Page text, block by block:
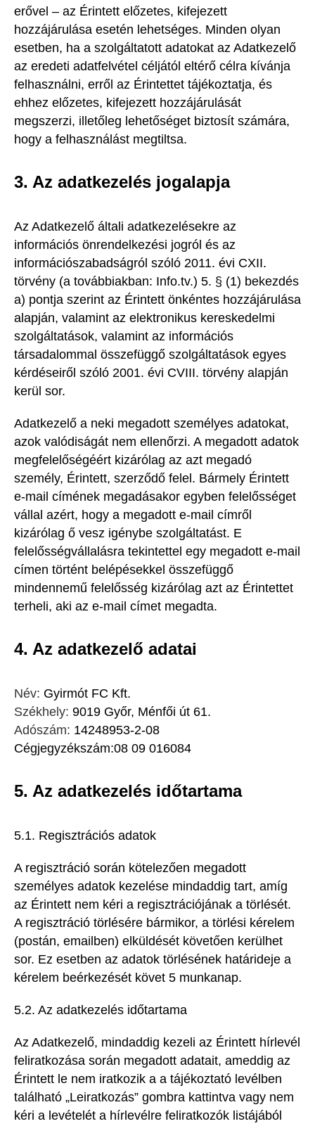
erővel – az Érintett előzetes, kifejezett
hozzájárulása esetén lehetséges. Minden olyan
esetben, ha a szolgáltatott adatokat az Adatkezelő
az eredeti adatfelvétel céljától eltérő célra kívánja
felhasználni, erről az Érintettet tájékoztatja, és
ehhez előzetes, kifejezett hozzájárulását
megszerzi, illetőleg lehetőséget biztosít számára,
hogy a felhasználást megtiltsa.
3. Az adatkezelés jogalapja
Az Adatkezelő általi adatkezelésekre az
információs önrendelkezési jogról és az
információszabadságról szóló 2011. évi CXII.
törvény (a továbbiakban: Info.tv.) 5. § (1) bekezdés
a) pontja szerint az Érintett önkéntes hozzájárulása
alapján, valamint az elektronikus kereskedelmi
szolgáltatások, valamint az információs
társadalommal összefüggő szolgáltatások egyes
kérdéseiről szóló 2001. évi CVIII. törvény alapján
kerül sor.
Adatkezelő a neki megadott személyes adatokat,
azok valódiságát nem ellenőrzi. A megadott adatok
megfelelőségéért kizárólag az azt megadó
személy, Érintett, szerződő felel. Bármely Érintett
e-mail címének megadásakor egyben felelősséget
vállal azért, hogy a megadott e-mail címről
kizárólag ő vesz igénybe szolgáltatást. E
felelősségvállalásra tekintettel egy megadott e-mail
címen történt belépésekkel összefüggő
mindennemű felelősség kizárólag azt az Érintettet
terheli, aki az e-mail címet megadta.
4. Az adatkezelő adatai
Név: Gyirmót FC Kft.
Székhely: 9019 Győr, Ménfői út 61.
Adószám: 14248953-2-08
Cégjegyzékszám:08 09 016084
5. Az adatkezelés időtartama
5.1. Regisztrációs adatok
A regisztráció során kötelezően megadott
személyes adatok kezelése mindaddig tart, amíg
az Érintett nem kéri a regisztrációjának a törlését.
A regisztráció törlésére bármikor, a törlési kérelem
(postán, emailben) elküldését követően kerülhet
sor. Ez esetben az adatok törlésének határideje a
kérelem beérkezését követ 5 munkanap.
5.2. Az adatkezelés időtartama
Az Adatkezelő, mindaddig kezeli az Érintett hírlevél
feliratkozása során megadott adatait, ameddig az
Érintett le nem iratkozik a a tájékoztató levélben
található „Leiratkozás” gombra kattintva vagy nem
kéri a levételét a hírlevélre feliratkozók listájából